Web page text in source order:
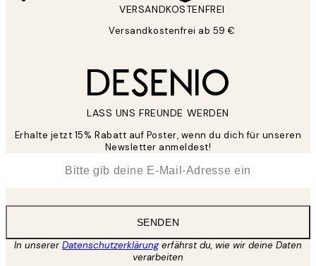
VERSANDKOSTENFREI
Versandkostenfrei ab 59 €
LASS UNS FREUNDE WERDEN
Erhalte jetzt 15% Rabatt auf Poster, wenn du dich für unseren
Newsletter anmeldest!
SENDEN
In unsererDatenschutzerklärungerfährst du, wie wir deine Daten
verarbeiten